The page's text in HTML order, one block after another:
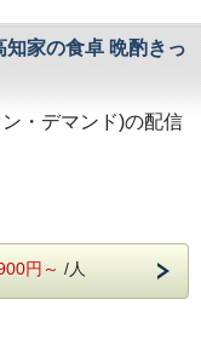
て料金が異なります)
連絡ください
ンパーキングをご案内いた
(500円/泊)
！大型バスも駐車可能
種クチコミで高評価
：30オーダーストップ）
癒やされると好評です！
はサウナも完備♪
＆素泊りプラン！
さい。
女大浴場完備！
」
ご案内や特典内容を掲
知家の食卓 晩酌きっ
・デマンド)の配信
うお願い申し上げま
円～ /人